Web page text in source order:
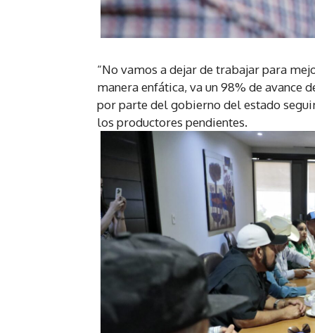
“No vamos a dejar de trabajar para
manera enfática, va un 98% de
por parte del gobierno del estado
los productores pendientes.